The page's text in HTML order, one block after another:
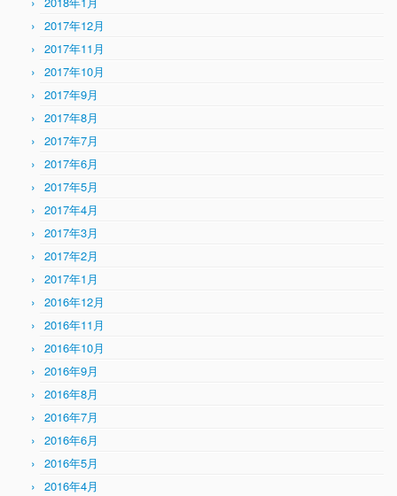
2017年12月
2017年11月
2017年10月
2017年9月
2017年8月
2017年7月
2017年6月
2017年5月
2017年4月
2017年3月
2017年2月
2017年1月
2016年12月
2016年11月
2016年10月
2016年9月
2016年8月
2016年7月
2016年6月
2016年5月
2016年4月